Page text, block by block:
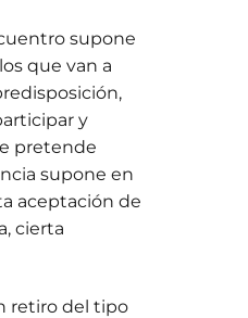
supone
que van a
y
pretende
supone en
aceptación de
cierta
retiro del tipo